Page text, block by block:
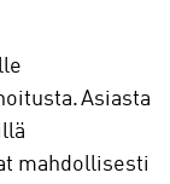
Asiasta
mahdollisesti